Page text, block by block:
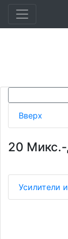
Вверх
20
Усилители